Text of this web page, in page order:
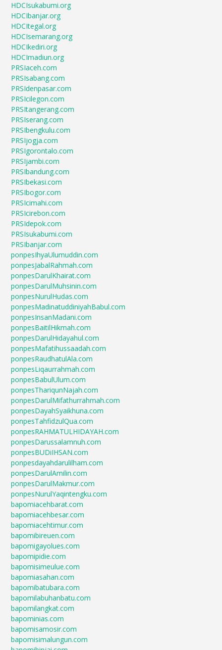
HDCIsukabumi.org
HDCIbanjar.org
HDCItegal.org
HDCIsemarang.org
HDCIkediri.org
HDCImadiun.org
PRSIaceh.com
PRSIsabang.com
PRSIdenpasar.com
PRSIcilegon.com
PRSItangerang.com
PRSIserang.com
PRSIbengkulu.com
PRSIjogja.com
PRSIgorontalo.com
PRSIjambi.com
PRSIbandung.com
PRSIbekasi.com
PRSIbogor.com
PRSIcimahi.com
PRSIcirebon.com
PRSIdepok.com
PRSIsukabumi.com
PRSIbanjar.com
ponpesIhyaUlumuddin.com
ponpesJabalRahmah.com
ponpesDarulKhairat.com
ponpesDarulMuhsinin.com
ponpesNurulHudas.com
ponpesMadinatuddiniyahBabul.com
ponpesInsanMadani.com
ponpesBaitilHikmah.com
ponpesDarulHidayahul.com
ponpesMafatihussaadah.com
ponpesRaudhatulAla.com
ponpesLiqaurrahmah.com
ponpesBabulUlum.com
ponpesThariqunNajah.com
ponpesDarulMifathurrahmah.com
ponpesDayahSyaikhuna.com
ponpesTahfidzulQua.com
ponpesRAHMATULHIDAYAH.com
ponpesDarussalamnuh.com
ponpesBUDiIHSAN.com
ponpesdayahdarulilham.com
ponpesDarulAmilin.com
ponpesDarulMakmur.com
ponpesNurulYaqintengku.com
bapomiacehbarat.com
bapomiacehbesar.com
bapomiacehtimur.com
bapomibireuen.com
bapomigayolues.com
bapomipidie.com
bapomisimeulue.com
bapomiasahan.com
bapomibatubara.com
bapomilabuhanbatu.com
bapomilangkat.com
bapominias.com
bapomisamosir.com
bapomisimalungun.com